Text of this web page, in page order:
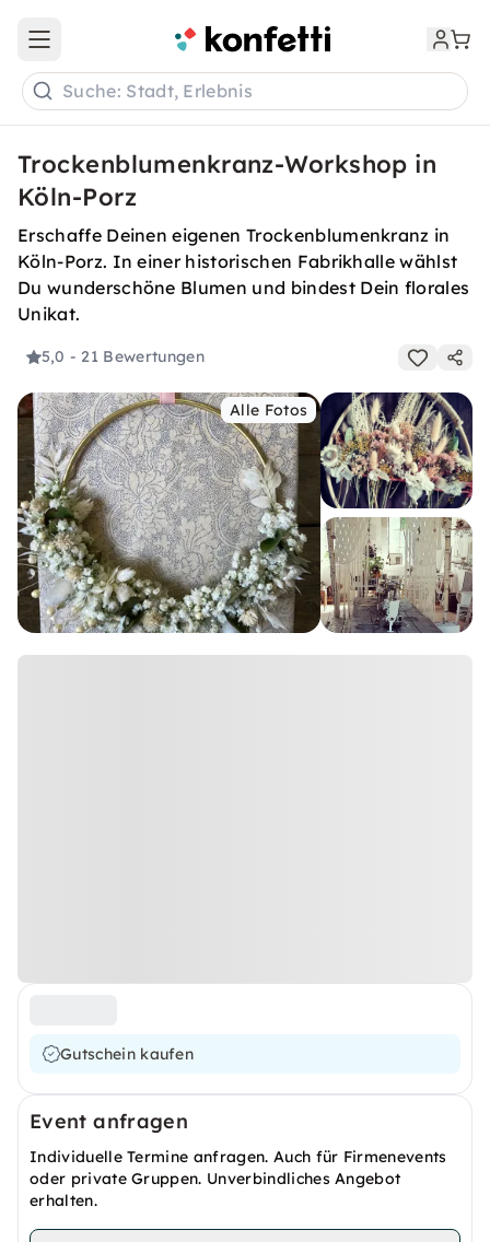
Open main menu
Suche: Stadt, Erlebnis
Trockenblumenkranz-Workshop in
Köln-Porz
Erschaffe Deinen eigenen Trockenblumenkranz in
Köln-Porz. In einer historischen Fabrikhalle wählst
Du wunderschöne Blumen und bindest Dein florales
Unikat.
5,0 - 21 Bewertungen
Alle Fotos
Gutschein kaufen
Event anfragen
Individuelle Termine anfragen. Auch für Firmenevents
oder private Gruppen. Unverbindliches Angebot
erhalten.